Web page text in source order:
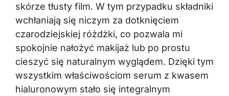
skórze tłusty film. W tym przypadku składniki
wchłaniają się niczym za dotknięciem
czarodziejskiej różdżki, co pozwala mi
spokojnie nałożyć makijaż lub po prostu
cieszyć się naturalnym wyglądem. Dzięki tym
wszystkim właściwościom serum z kwasem
hialuronowym stało się integralnym